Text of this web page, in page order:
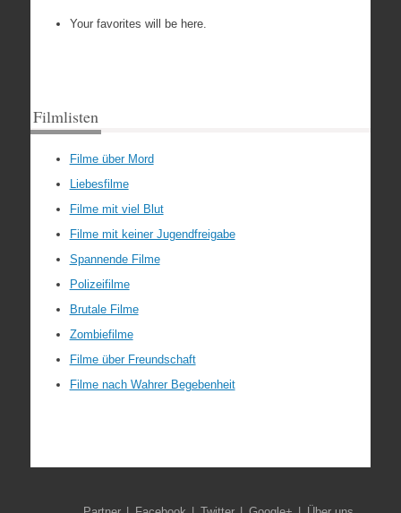
Your favorites will be here.
Filmlisten
Filme über Mord
Liebesfilme
Filme mit viel Blut
Filme mit keiner Jugendfreigabe
Spannende Filme
Polizeifilme
Brutale Filme
Zombiefilme
Filme über Freundschaft
Filme nach Wahrer Begebenheit